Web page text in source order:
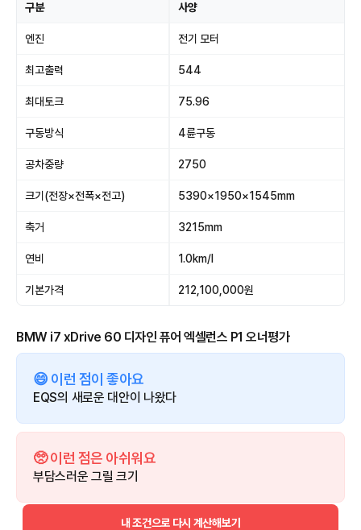
구분 사양
엔진 전기 모터
최고출력 544
최대토크 75.96
구동방식 4륜구동
공차중량 2750
크기(전장×전폭×전고) 5390×1950×1545mm
축거 3215mm
연비 1.0km/l
기본가격 212,100,000원
BMW i7 xDrive 60 디자인 퓨어 엑셀런스 P1 오너평가
😄 이런 점이 좋아요
EQS의 새로운 대안이 나왔다
🥺 이런 점은 아쉬워요
부담스러운 그릴 크기
내 조건으로 다시 계산해보기